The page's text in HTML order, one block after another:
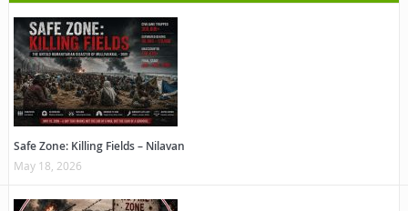
Safe Zone: Killing Fields – Nilavan
May 18, 2026